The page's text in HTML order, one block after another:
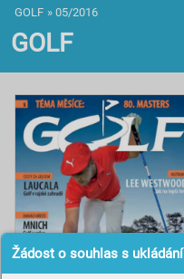
Žádost o souhlas s
GOLF » 05/2016
GOLF